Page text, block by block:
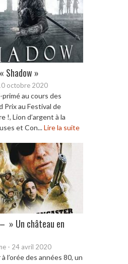
Shadow »
octobre 2020
au cours des
Prix au Festival de
!, Lion d’argent à la
et Con...Lire la suite
» Un château en
- 24 avril 2020
l’orée des années 80, un